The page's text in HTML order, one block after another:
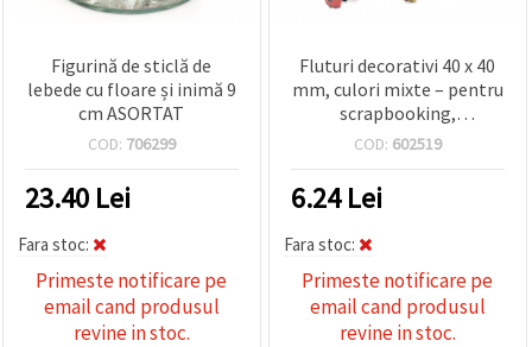
Figurină de sticlă de
lebede cu floare și inimă 9
cm ASORTAT
COD: 706299
23.40 Lei
Fara stoc:
Primeste notificare pe
email cand produsul
revine in stoc.
Fluturi decorativi 40 x 40
mm, culori mixte – pentru
scrapbooking,
cardmaking & DIY – set 10
COD: 602519
6.24Lei
Fara stoc:
Primeste notificare pe
email cand produsul
revine in stoc.